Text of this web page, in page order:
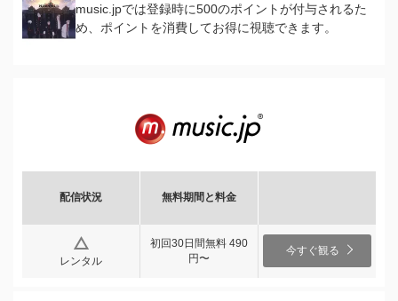
music.jpでは登録時に500のポイントが付与されるた
め、ポイントを消費してお得に視聴できます。
配信状況 無料期間と料金
レンタル
初回30日間無料 490
円〜
今すぐ観る